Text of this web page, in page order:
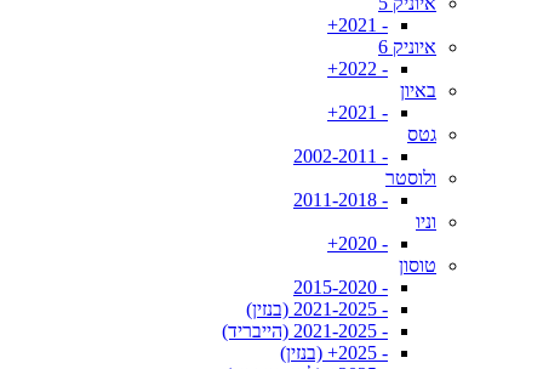
- 2021+
איוניק 6
- 2022+
באיון
- 2021+
גטס
- 2002-2011
ולוסטר
- 2011-2018
וניו
- 2020+
טוסון
- 2015-2020
- 2021-2025 (בנזין)
- 2021-2025 (הייבריד)
- 2025+ (בנזין)